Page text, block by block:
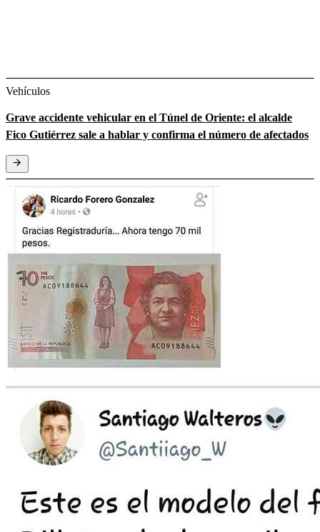
Vehículos
Grave accidente vehicular en el Túnel de Oriente: el alcalde
Fico Gutiérrez sale a hablar y confirma el número de afectados